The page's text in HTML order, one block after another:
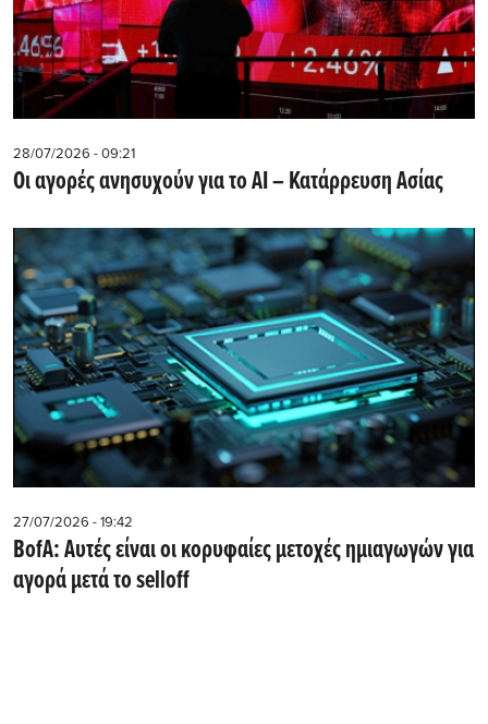
28/07/2026 - 09:21
Οι αγορές ανησυχούν για το AI – Κατάρρευση Ασίας
27/07/2026 - 19:42
BofA: Αυτές είναι οι κορυφαίες μετοχές ημιαγωγών για
αγορά μετά το selloff